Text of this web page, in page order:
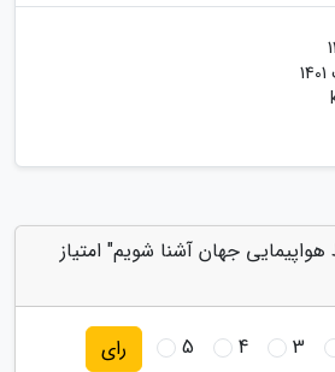
جهان آشنا شویم" امتیاز
3
4
5 رای